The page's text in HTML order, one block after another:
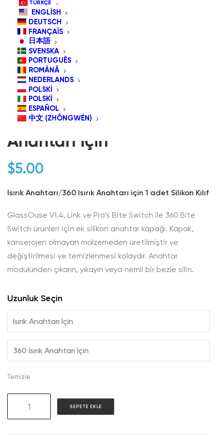
TÜRKÇE
ENGLISH
DEUTSCH
FRANÇAIS
日本語
SVENSKA
PORTUGUÊS
ROMÂNĂ
NEDERLANDS
POLSKI
POLSKI
ESPAÑOL
中文 (ZHŌNGWÉN)
AC01 Silikon Kılıfı Isırma
Anahtarı/360 Isırma
Anahtarı için
$5.00
Isırık Anahtarı/360 Isırık Anahtarı için 1 adet Silikon Kılıf
GlassOuse V1.4, Link ve Pro’s Bite Switch ile 360 Bite
Switch ürünleri için ek silikon anahtar kapağı. Kapak,
kanserojen olmayan malzemeden üretilmiştir ve
değiştirilmesi ve temizlenmesi kolaydır. Anahtar
modülünden çıkarın, yıkayın veya nemli bir bezle silin.
Uzunluk Seçin
Isırık Anahtarı İçin
360 Isırık Anahtarı İçin
Temizle
Silicone
SEPETE EKLE